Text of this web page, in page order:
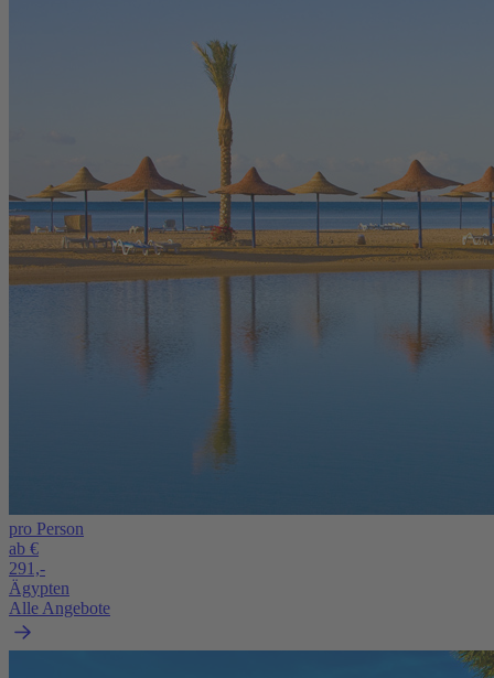
pro Person
ab €
291,-
Ägypten
Alle Angebote